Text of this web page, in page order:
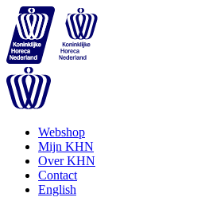
Webshop
Mijn KHN
Over KHN
Contact
English